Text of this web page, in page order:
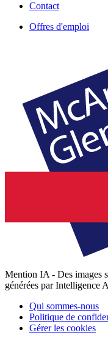
Contact
Offres d'emploi
Mention IA - Des images
générées par Intelligence
Qui sommes-nous
Politique de
Gérer les cookies